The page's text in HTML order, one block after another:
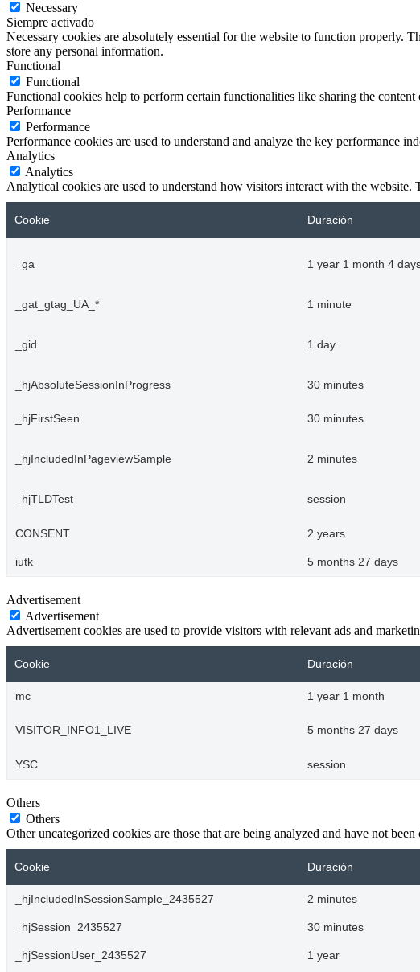
Necessary
Siempre activado
Necessary cookies are absolutely essential for the website to function properly.
store any personal information.
Functional
Functional
Functional cookies help to perform certain functionalities like sharing the
Performance
Performance
Performance cookies are used to understand and analyze the key performance
Analytics
Analytics
Analytical cookies are used to understand how visitors interact with the
Cookie Duración
_ga 1 year 1 month 4
_gat_gtag_UA_* 1 minute
_gid 1 day
_hjAbsoluteSessionInProgress 30 minutes
_hjFirstSeen 30 minutes
_hjIncludedInPageviewSample 2 minutes
_hjTLDTest session
CONSENT 2 years
iutk 5 months 27 days
Advertisement
Advertisement
Advertisement cookies are used to provide visitors with relevant ads and
Cookie Duración
mc 1 year 1 month
VISITOR_INFO1_LIVE 5 months 27 days
YSC session
Others
Others
Other uncategorized cookies are those that are being analyzed and have not
Cookie Duración
_hjIncludedInSessionSample_2435527 2 minutes
_hjSession_2435527 30 minutes
_hjSessionUser_2435527 1 year